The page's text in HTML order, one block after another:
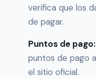
verifica que los
de pagar.
Puntos de pago:
puntos de pago
el sitio oficial.